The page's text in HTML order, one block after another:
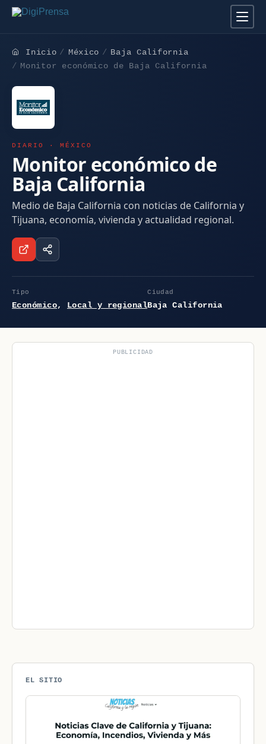
Inicio México
Baja California
Monitor económico de Baja California
DIARIO · MÉXICO
Monitor económico de
Baja California
Medio de Baja California con noticias de California y
Tijuana, economía, vivienda y actualidad regional.
Tipo
Económico, Local y regional
Ciudad
Baja California
PUBLICIDAD
EL SITIO